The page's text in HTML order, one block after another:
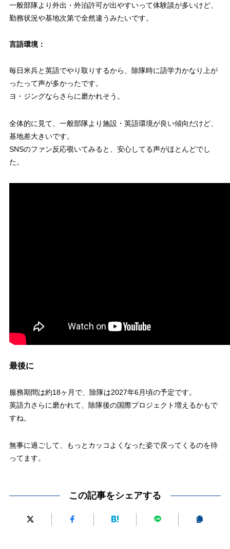
一般部隊より外出・外泊許可が出やすいって体験談が多いけど、
勤務状況や基地次第で全然違うみたいです。
言語環境：
毎日米兵と英語でやり取りするから、除隊時に語学力かなり上が
ったって声が多かったです。
ヨ・ジングならさらに磨かれそう。
全体的に見て、一般部隊より施設・英語環境が良い傾向だけど、
基地差大きいです。
SNSのファン反応覗いてみると、安心してる声がほとんどでし
た。
最後に
服務期間は約18ヶ月で、除隊は2027年6月頃の予定です。
英語力さらに磨かれて、除隊後の国際プロジェクト増えるかもで
すね。
無事に過ごして、もっとカッコよくなった姿で戻ってくるのを待
ってます。
この記事をシェアする